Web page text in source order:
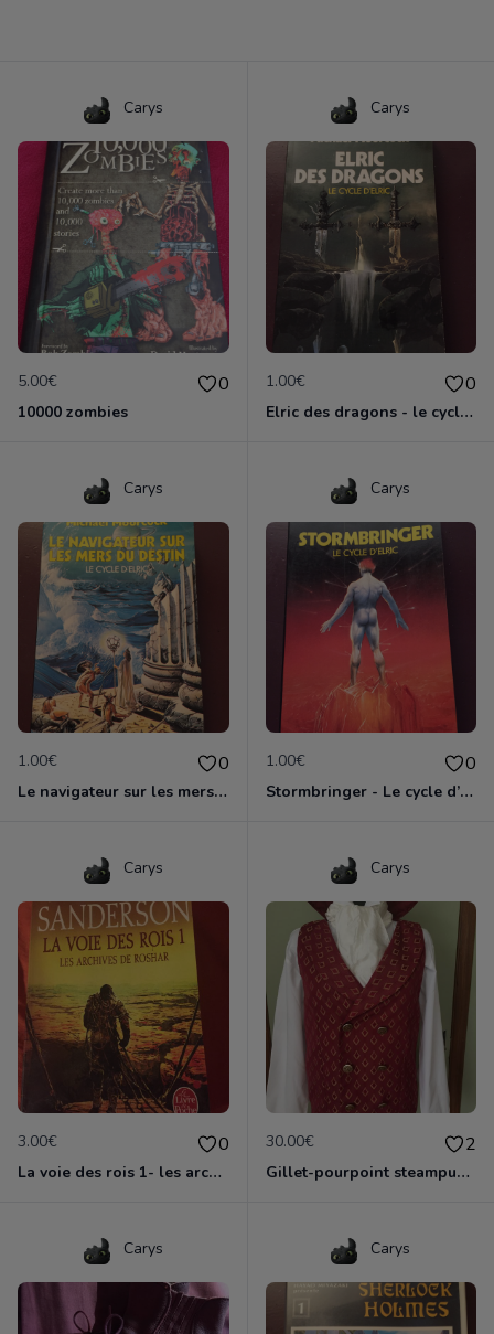
Carys
5.00€ 0
10000 zombies
Carys
1.00€ 0
Elric des dragons - le cycle d’Elric
Carys
1.00€ 0
Le navigateur sur les mers du destin - le cycle d’Elric
Carys
1.00€ 0
Stormbringer - Le cycle d’Elric
Carys
3.00€ 0
La voie des rois 1- les archives de Roshar- Brandon Sanderson
Carys
30.00€ 2
Gillet-pourpoint steampunk victorien - taille L
Carys Carys